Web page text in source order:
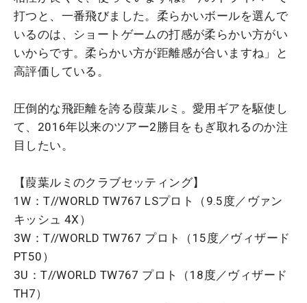
打つと、一番飛びました。柔らかいボールを選んで
いるのは、ショートゲームの打感が柔らかい方がい
いからです。柔らかい方が距離感が合いますね」と
高評価している。
圧倒的な飛距離を誇る葭葉ルミ。愛用ギアを駆使し
て、2016年以来のツアー2勝目をもぎ取れるのか注
目したい。
【葭葉ルミのクラブセッティング】
1W：T//WORLD TW767 LSプロト（9.5度／ヴァン
キッシュ 4X）
3W：T//WORLD TW767 プロト（15度／ヴィザード
PT50）
3U：T//WORLD TW767 プロト（18度／ヴィザード
TH7）